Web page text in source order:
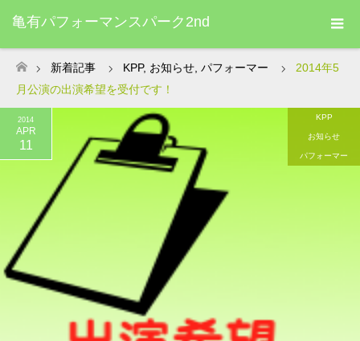
亀有パフォーマンスパーク2nd
ホーム
新着記事 KPP, お知らせ パフォーマー
2014年5
月公演の出演希望を受付です！
2014
APR
11
KPP
お知らせ
パフォーマー